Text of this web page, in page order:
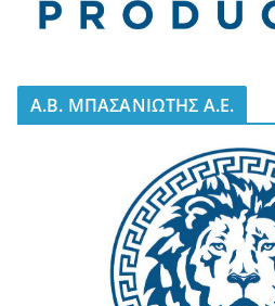
A.B. ΜΠΑΣΑΝΙΩΤΗΣ Α.Ε.